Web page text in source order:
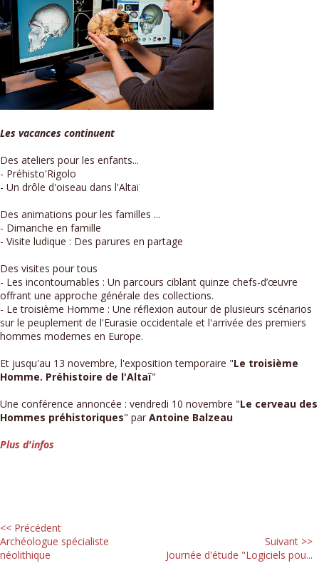
Les vacances continuent
Des ateliers pour les enfants...
- Préhisto'Rigolo
- Un drôle d'oiseau dans l'Altaï
Des animations pour les familles ...
- Dimanche en famille
- Visite ludique : Des parures en partage
Des visites pour tous
- Les incontournables : Un parcours ciblant quinze chefs-d’œuvre
offrant une approche générale des collections.
- Le troisième Homme : Une réflexion autour de plusieurs scénarios
sur le peuplement de l'Eurasie occidentale et l'arrivée des premiers
hommes modernes en Europe.
Et jusqu'au 13 novembre, l'exposition temporaire "Le troisième
Homme. Préhistoire de l'Altaï"
Une conférence annoncée : vendredi 10 novembre "Le cerveau des
Hommes préhistoriques" par Antoine Balzeau
Plus d'infos
<< Précédent
Archéologue spécialiste
néolithique
Suivant >>
Journée d'étude "Logiciels pou...